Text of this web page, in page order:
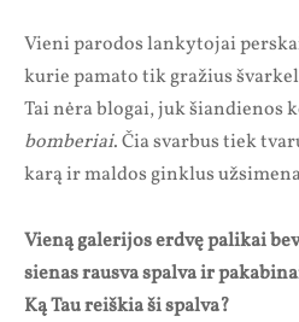
Vieni parodos lankytojai
kurie pamato tik gražius
Tai nėra blogai, juk šiandienos
bomberiai. Čia svarbus tiek
karą ir maldos ginklus
Vieną galerijos erdvę palikai
sienas rausva spalva ir
Ką Tau reiškia ši spalva?